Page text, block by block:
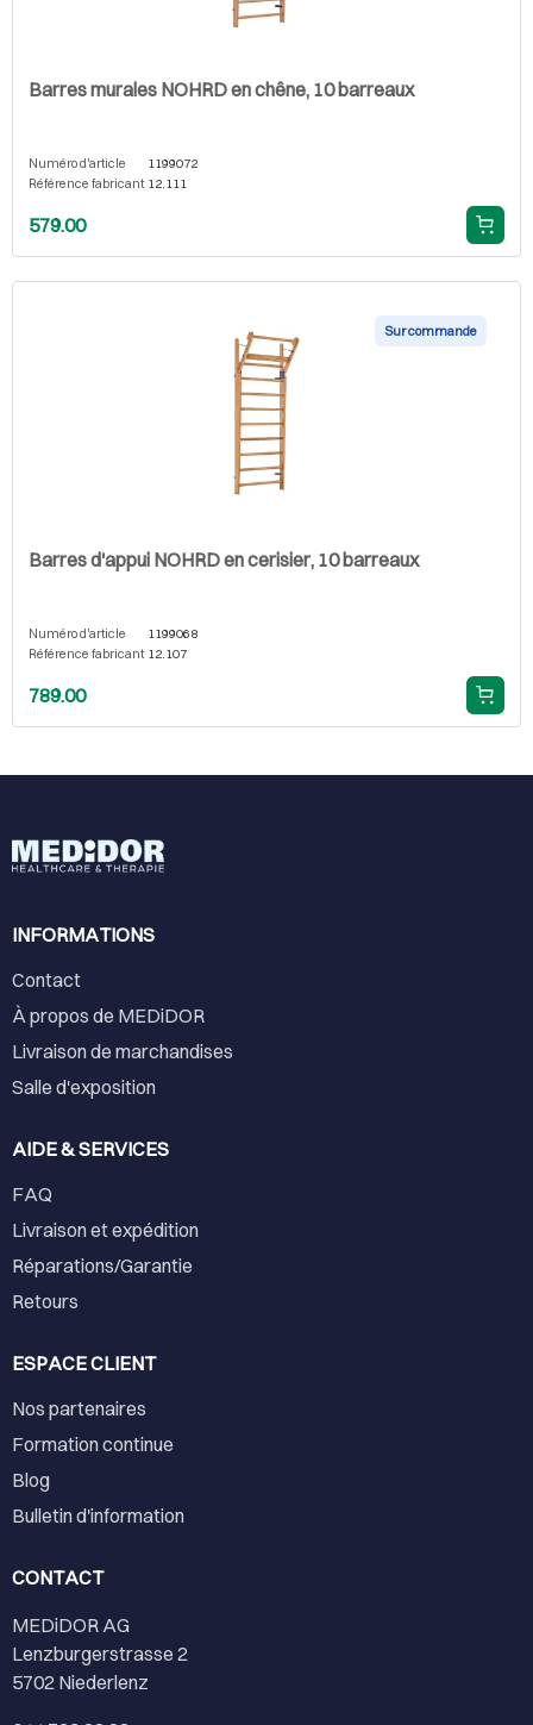
Barres murales NOHRD en chêne, 10 barreaux
Numéro d'article
1199072
Référence fabricant 12.111
579.00
Sur commande
Barres d'appui NOHRD en cerisier, 10 barreaux
Numéro d'article
1199068
Référence fabricant 12.107
789.00
INFORMATIONS
Contact
À propos de MEDiDOR
Livraison de marchandises
Salle d'exposition
AIDE & SERVICES
FAQ
Livraison et expédition
Réparations/Garantie
Retours
ESPACE CLIENT
Nos partenaires
Formation continue
Blog
Bulletin d'information
CONTACT
MEDiDOR AG
Lenzburgerstrasse 2
5702 Niederlenz